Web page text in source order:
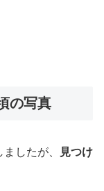
の写真
したが、
見つけ